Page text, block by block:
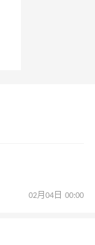
02月04日 00:00